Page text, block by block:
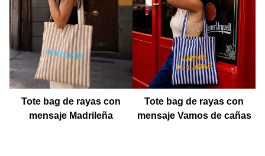
Tote bag de rayas con
mensaje Madrileña
Tote bag de rayas con
mensaje Vamos de cañas